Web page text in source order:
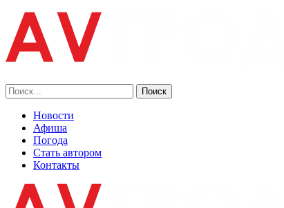
Новости
Афиша
Погода
Стать автором
Контакты